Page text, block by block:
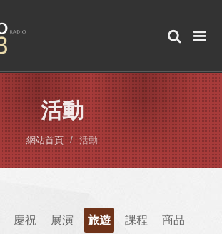
活動
網站首頁 活動
慶祝 展演 旅遊 課程 商品